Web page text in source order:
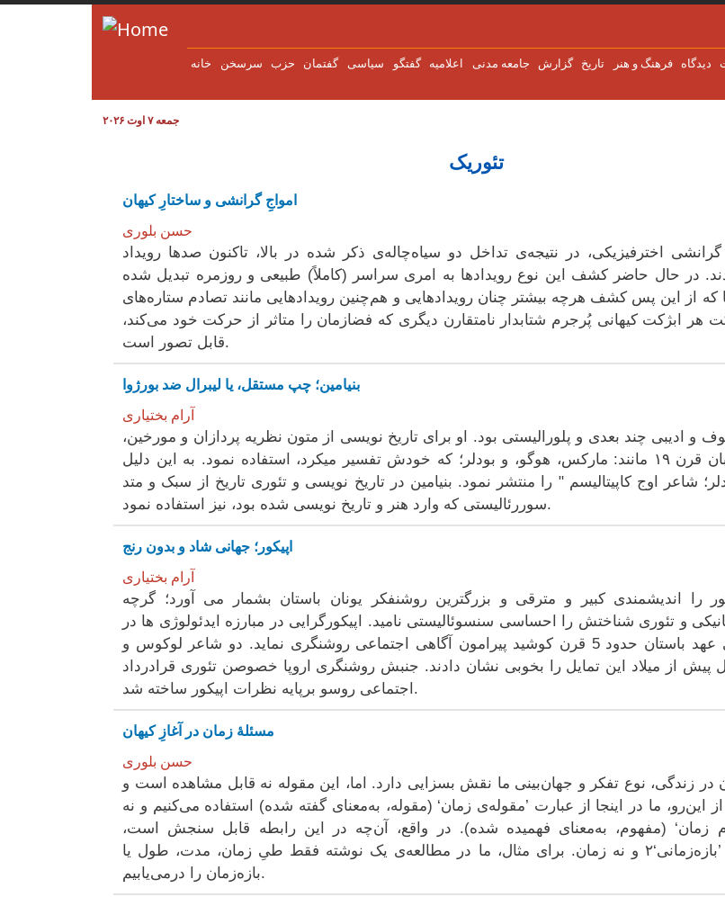
Skip to main content
خانه سرسخن حزب گفتمان سياسی گفتگو جامعه مدنی گزارش تاریخ فرهنگ و هنر دیدگاه
جمعه ۷ اوت ۲۰۲۶
تئوریک
‌امواجِ گرانشی و ساختارِ کیهان
حسن بلوری
گرانشی اخترفیزیکی، در نتیجه‌ی تداخل دو سیاه‌چاله‌ی ذکر شده در بالا، تاکنون صدها رویداد
در حال حاضر کشف این نوع رویدادها به امری سراسر (کاملاً) طبیعی و روزمره تبدیل شده
که از این پس کشف هرچه بیشتر چنان رویدادهایی و هم‌چنین رویدادهایی مانند تصادم ستاره‌های
هر ابژکت کیهانی پُرجرم شتابدار نامتقارن دیگری که فضازمان را متاثر از حرکت خود می‌کند،
قابل تصور است.
بنیامین؛ چپ مستقل، یا لیبرال ضد بورژوا
آرام بختیاری
و ادیبی چند بعدی و پلورالیستی بود. او برای تاریخ نویسی از متون نظریه پردازان و مورخین،
از شاعران و ادیبان قرن ۱۹ مانند: مارکس، هوگو، و بودلر؛ که خودش تفسیر میکرد، استفاده نمود. به این دلیل
شاعر اوج کاپیتالیسم " را منتشر نمود. بنیامین در تاریخ نویسی و تئوری تاریخ از سبک و متد
سوررئالیستی که وارد هنر و تاریخ نویسی شده بود، نیز استفاده نمود.
اپیکور؛ جهانی شاد و بدون رنج
آرام بختیاری
را اندیشمندی کبیر و مترقی و بزرگترین روشنفکر یونان باستان بشمار می آورد؛ گرچه
و تئوری شناختش را احساسی سنسوئالیستی نامید. اپیکورگرایی در مبارزه ایدئولوژی ها در
جامعه برده داری عهد باستان حدود 5 قرن کوشید پیرامون آگاهی اجتماعی روشنگری نماید. دو شاعر لوکوس و
پیش از میلاد این تمایل را بخوبی نشان دادند. جنبش روشنگری اروپا خصوصن تئوری قرادرداد
اجتماعی روسو برپایه نظرات اپیکور ساخته شد.
مسئلهٔ زمان در آغازِ کیهان
حسن بلوری
در زندگی، نوع تفکر و جهان‌بینی ما نقش بسزایی دارد. اما، این مقوله نه قابل مشاهده است و
این‌رو، ما در اینجا از عبارت ’مقوله‌‌ی زمان‘ (مقوله، به‌معنای گفته شده) استفاده می‌کنیم و نه
زمان‘ (مفهوم، به‌معنای فهمیده شده). در واقع، آن‌چه در این رابطه قابل سنجش است،
کمیتیست به نام ’بازه‌زمانی‘۲ و نه زمان. برای مثال، ما در مطالعه‌ی یک نوشته‌‌ فقط طیِ زمان، مدت، طول یا
بازه‌زمان را درمی‌یابیم.